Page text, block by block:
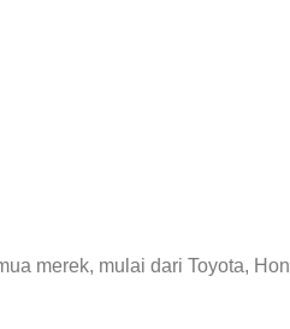
merek, mulai dari Toyota,